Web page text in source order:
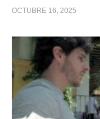
OCTUBRE 16, 2025